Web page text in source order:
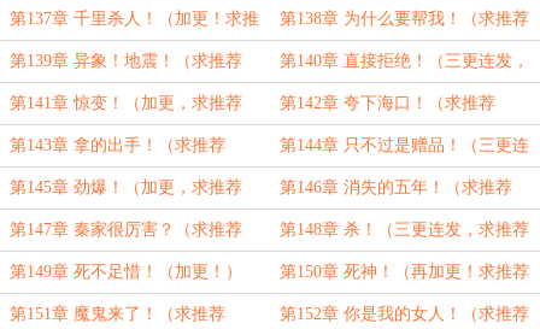
求推荐费！）
第137章 千里杀人！（加更！求推
荐票！）
第138章 为什么要帮我！（求推荐
票！）
第139章 异象！地震！（求推荐
票！）
第140章 直接拒绝！（三更连发，
求推荐票！）
第141章 惊变！（加更，求推荐
票！）
第142章 夸下海口！（求推荐
票！）
第143章 拿的出手！（求推荐
票！）
第144章 只不过是赠品！（三更连
发，求推荐票）
第145章 劲爆！（加更，求推荐
票！）
第146章 消失的五年！（求推荐
票！）
第147章 秦家很厉害？（求推荐
票）
第148章 杀！（三更连发，求推荐
票！）
第149章 死不足惜！（加更！） 第150章 死神！（再加更！求推荐
票！）
第151章 魔鬼来了！（求推荐 第152章 你是我的女人！（求推荐